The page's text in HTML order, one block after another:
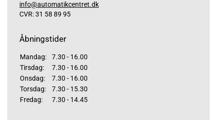
info@automatikcentret.dk
CVR: 31 58 89 95
Åbningstider
Mandag:
7.30 - 16.00
Tirsdag:
7.30 - 16.00
Onsdag:
7.30 - 16.00
Torsdag:
7.30 - 15.30
Fredag:
7.30 - 14.45